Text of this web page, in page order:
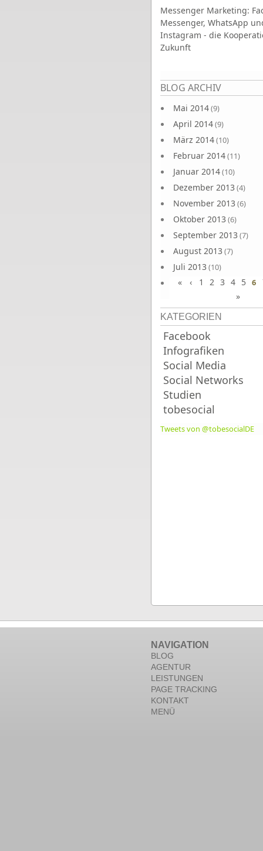
Messenger Marketing:
Messenger, WhatsApp
Instagram - die
Zukunft
BLOG ARCHIV
Mai 2014(9)
April 2014(9)
März 2014(10)
Februar 2014(11)
Januar 2014(10)
Dezember 2013 (4)
November 2013 (6)
Oktober 2013 (6)
September 2013 (7)
August 2013 (7)
Juli 2013 (10)
Juni 2013(10)
Seiten
« ‹ 1 2 3 4 5 6
»
KATEGORIEN
Facebook
Infografiken
Social Media
Social Networks
Studien
tobesocial
Tweets von @tobesocialDE
NAVIGATION
BLOG
AGENTUR
LEISTUNGEN
PAGE TRACKING
KONTAKT
MENÜ